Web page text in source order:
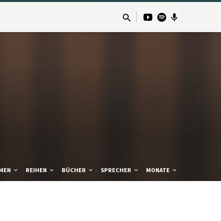
REIHEN BÜCHER SPRECHER MONATE